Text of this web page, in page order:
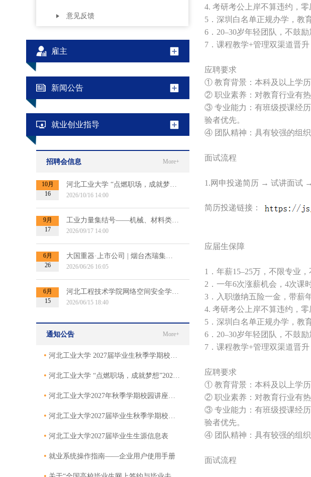
意见反馈
雇主
新闻公告
就业创业指导
招聘会信息 More+
10月
16
河北工业大学 “点燃职场，成就梦想”2027届毕业生秋季双选会
2026/10/16 14:00
9月
17
工业力量集结号——机械、材料类专场招聘会（第二场）
2026/09/17 14:00
6月
26
大国重器·上市公司 | 烟台杰瑞集团2027届秋招提前批招聘宣讲会
2026/06/26 16:05
6月
15
河北工程技术学院网络空间安全学院博士招聘宣讲会
2026/06/15 18:40
通知公告 More+
• 河北工业大学 2027届毕业生秋季学期校园专场招聘会邀请函
• 河北工业大学 “点燃职场，成就梦想”2027届毕业生秋季双选会邀请函
• 河北工业大学2027年秋季学期校园讲座邀请函
• 河北工业大学2027届毕业生秋季学期校园招聘活动邀请函
• 河北工业大学2027届毕业生生源信息表
• 就业系统操作指南——企业用户使用手册
4. 考研考公上岸不算违约，零
5．深圳白名单正规办学，教
6．20–30岁年轻团队，不鼓励
7． 课程教学+管理双渠道晋升
应聘要求
① 教育背景： 本科及以上学
② 职业素养：对教育行业有
③ 专业能力：有班级授课经
验者优先。
④ 团队精神：具有较强的组织
面试流程
1.网申投递简历 → 试讲面试
简历投递链接：
应届生保障
1． 年薪15–25万，不限专业，
2．一年6次涨薪机会 ， 4次课
3．入职缴纳五险一金，带薪
4. 考研考公上岸不算违约，零
5．深圳白名单正规办学，教
6．20–30岁年轻团队，不鼓励
7． 课程教学+管理双渠道晋升
应聘要求
① 教育背景： 本科及以上学
② 职业素养：对教育行业有
③ 专业能力：有班级授课经
验者优先。
④ 团队精神：具有较强的组织
面试流程